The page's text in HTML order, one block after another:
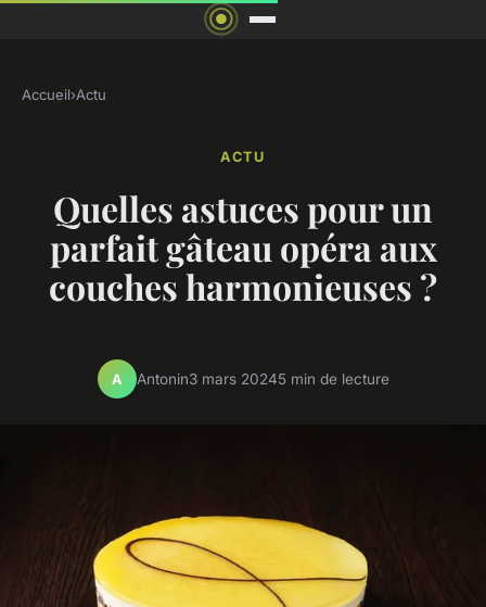
Accueil›Actu
ACTU
Quelles astuces pour un
parfait gâteau opéra aux
couches harmonieuses ?
A Antonin3 mars 20245 min de lecture